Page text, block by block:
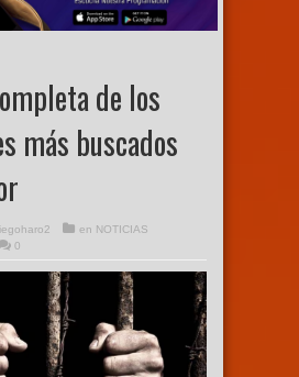
de los
más buscados
en NOTICIAS
0